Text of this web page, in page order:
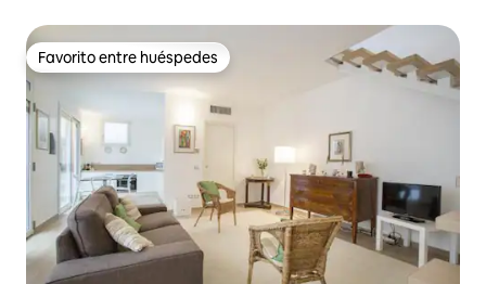
Favorito entre huéspedes
Favorito entre huéspedes